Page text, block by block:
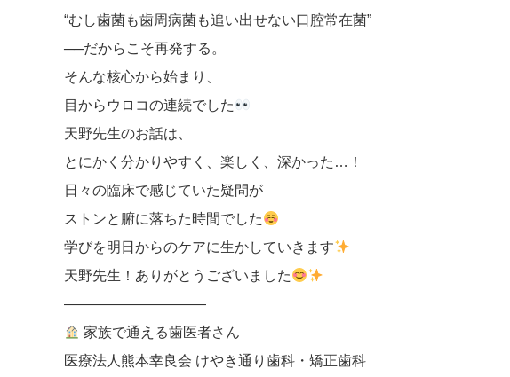
“むし歯菌も歯周病菌も追い出せない口腔常在菌”
──だからこそ再発する。
そんな核心から始まり、
目からウロコの連続でした
天野先生のお話は、
とにかく分かりやすく、楽しく、深かった…！
日々の臨床で感じていた疑問が
ストンと腑に落ちた時間でした
学びを明日からのケアに生かしていきます
天野先生！ありがとうございました
――――――――――
家族で通える歯医者さん
医療法人熊本幸良会 けやき通り歯科・矯正歯科